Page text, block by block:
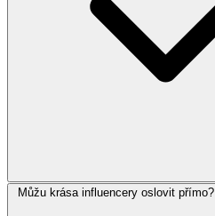
Můžu krása influencery oslovit přímo?